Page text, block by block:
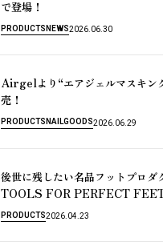
で登場 ！
PRODUCTS NEWS2026.06.30
Airgelよ り “エアジェルマスキン
売 ！
PRODUCTS NAILGOODS2026.06.29
後世に残 したい名品フ ッ ト プロ ダ
TOOLS FOR PERFECT
PRODUCTS2026.04.23